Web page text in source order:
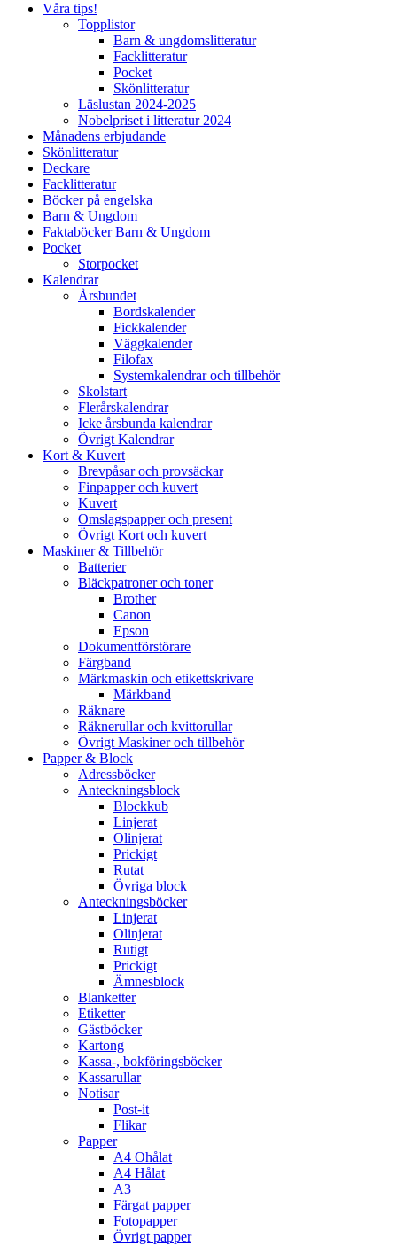
Våra tips!
Topplistor
Barn & ungdomslitteratur
Facklitteratur
Pocket
Skönlitteratur
Läslustan 2024-2025
Nobelpriset i litteratur 2024
Månadens erbjudande
Skönlitteratur
Deckare
Facklitteratur
Böcker på engelska
Barn & Ungdom
Faktaböcker Barn & Ungdom
Pocket
Storpocket
Kalendrar
Årsbundet
Bordskalender
Fickkalender
Väggkalender
Filofax
Systemkalendrar och tillbehör
Skolstart
Flerårskalendrar
Icke årsbunda kalendrar
Övrigt Kalendrar
Kort & Kuvert
Brevpåsar och provsäckar
Finpapper och kuvert
Kuvert
Omslagspapper och present
Övrigt Kort och kuvert
Maskiner & Tillbehör
Batterier
Bläckpatroner och toner
Brother
Canon
Epson
Dokumentförstörare
Färgband
Märkmaskin och etikettskrivare
Märkband
Räknare
Räknerullar och kvittorullar
Övrigt Maskiner och tillbehör
Papper & Block
Adressböcker
Anteckningsblock
Blockkub
Linjerat
Olinjerat
Prickigt
Rutat
Övriga block
Anteckningsböcker
Linjerat
Olinjerat
Rutigt
Prickigt
Ämnesblock
Blanketter
Etiketter
Gästböcker
Kartong
Kassa-, bokföringsböcker
Kassarullar
Notisar
Post-it
Flikar
Papper
A4 Ohålat
A4 Hålat
A3
Färgat papper
Fotopapper
Övrigt papper